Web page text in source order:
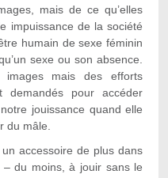
mais de ce qu’elles
impuissance de la société
humain de sexe féminin
sexe ou son absence.
images mais des efforts
demandés pour accéder
jouissance quand elle
du mâle.
accessoire de plus dans
du moins, à jouir sans le